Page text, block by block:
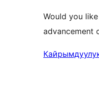
Would you
advancement